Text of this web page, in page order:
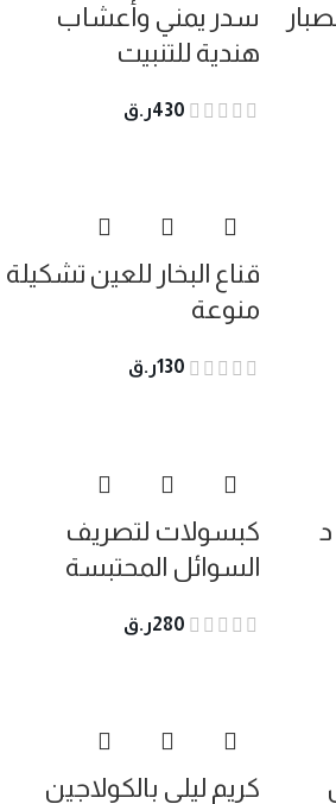
سدر يمني وأعشاب
هندية للتنبيت
430ر.ق
قناع البخار للعين تشكيلة
منوعة
130ر.ق
كبسولات لتصريف
السوائل المحتبسة
280ر.ق
كريم ليلي بالكولاجين